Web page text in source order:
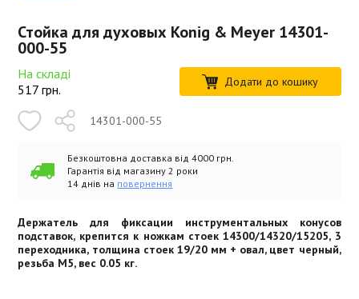
Стойка для духовых Konig & Meyer 14301-
000-55
На складі
517 грн. Додати до кошику
14301-000-55
Безкоштовна доставка від 4000 грн.
Гарантія від магазину 2 роки
14 днів на повернення
Держатель для фиксации инструментальных конусов
подставок, крепится к ножкам стоек 14300/14320/15205, 3
переходника, толщина стоек 19/20 мм + овал, цвет черный,
резьба М5, вес 0.05 кг.